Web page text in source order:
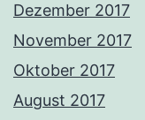
Dezember 2017
November 2017
Oktober 2017
August 2017